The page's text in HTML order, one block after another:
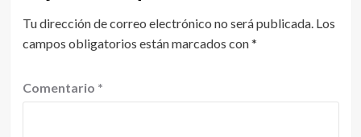
Tu dirección de correo electrónico no será publicada. Los
campos obligatorios están marcados con*
Comentario *